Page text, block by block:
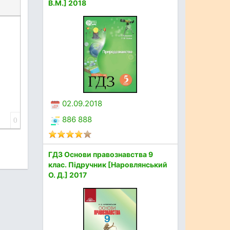
0
В.М.] 2018
02.09.2018
886 888
ГДЗ Основи правознавства 9
клас. Підручник [Наровлянський
О. Д.] 2017